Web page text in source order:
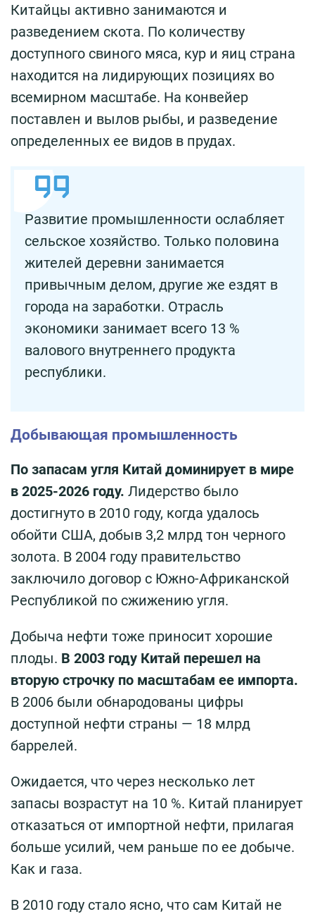
Китайцы активно занимаются и
разведением скота. По количеству
доступного свиного мяса, кур и яиц страна
находится на лидирующих позициях во
всемирном масштабе. На конвейер
поставлен и вылов рыбы, и разведение
определенных ее видов в прудах.
Развитие промышленности ослабляет
сельское хозяйство. Только половина
жителей деревни занимается
привычным делом, другие же ездят в
города на заработки. Отрасль
экономики занимает всего 13 %
валового внутреннего продукта
республики.
Добывающая промышленность
По запасам угля Китай доминирует в мире
в 2025-2026 году. Лидерство было
достигнуто в 2010 году, когда удалось
обойти США, добыв 3,2 млрд тон черного
золота. В 2004 году правительство
заключило договор с Южно-Африканской
Республикой по сжижению угля.
Добыча нефти тоже приносит хорошие
плоды. В 2003 году Китай перешел на
вторую строчку по масштабам ее импорта.
В 2006 были обнародованы цифры
доступной нефти страны — 18 млрд
баррелей.
Ожидается, что через несколько лет
запасы возрастут на 10 %. Китай планирует
отказаться от импортной нефти, прилагая
больше усилий, чем раньше по ее добыче.
Как и газа.
В 2010 году стало ясно, что сам Китай не